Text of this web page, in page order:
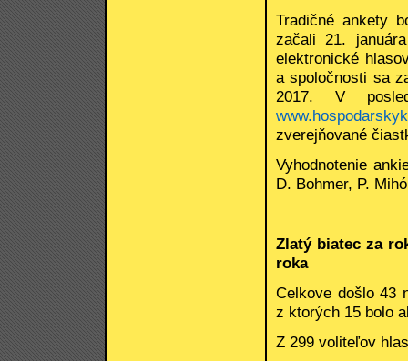
Tradičné ankety
začali 21.
elektronické
a spoločnosti sa
2017. V
zverejňované
Vyhodnotenie
D. Bohmer, P.
Zlatý biatec za
roka
Celkove došlo 43
z ktorých 15 bolo
Z 299 voliteľov